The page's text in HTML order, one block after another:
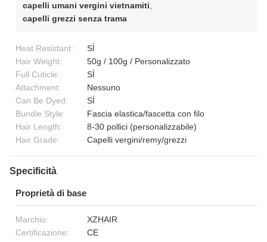
capelli umani vergini vietnamiti
capelli grezzi senza trama
Heat Resistant:
SÌ
Hair Weight:
50g / 100g / Personalizzato
Full Cuticle:
SÌ
Attachment:
Nessuno
Can Be Dyed:
SÌ
Bundle Style:
Fascia elastica/fascetta con filo
Hair Length:
8-30 pollici (personalizzabile)
Hair Grade:
Capelli vergini/remy/grezzi
Specificità
Proprietà di base
Marchio:
XZHAIR
Certificazione:
CE